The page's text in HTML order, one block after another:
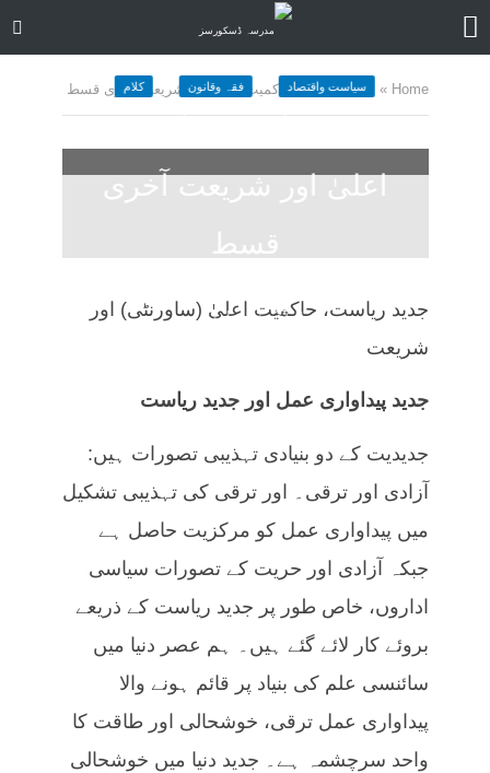
Home
» جدید ریاست ،حاکمیت اعلیٰ اور شریعت آخری قسط
سیاست واقتصاد فقہ وقانون کلام
اعلیٰ اور شریعت آخری
قسط
37 منٹ چاہیں
جدید ریاست، حاکمیت اعلیٰ (ساورنٹی) اور
شریعت
جدید پیداواری عمل اور جدید ریاست
جدیدیت کے دو بنیادی تہذیبی تصورات ہیں:
آزادی اور ترقی۔ اور ترقی کی تہذیبی تشکیل
میں پیداواری عمل کو مرکزیت حاصل ہے
جبکہ آزادی اور حریت کے تصورات سیاسی
اداروں، خاص طور پر جدید ریاست کے ذریعے
بروئے کار لائے گئے ہیں۔ ہم عصر دنیا میں
سائنسی علم کی بنیاد پر قائم ہونے والا
پیداواری عمل ترقی، خوشحالی اور طاقت کا
واحد سرچشمہ ہے۔ جدید دنیا میں خوشحالی